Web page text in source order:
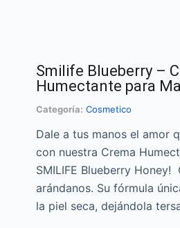
Smilife Blueberry –
Humectante para
Categoría: Cosmetico
Dale a tus manos el amor
con nuestra Crema
SMILIFE Blueberry
arándanos. Su fórmula
la piel seca, dejándola